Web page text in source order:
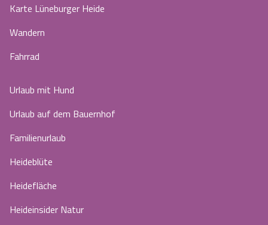
Karte Lüneburger Heide
Wandern
Fahrrad
Urlaub mit Hund
Urlaub auf dem Bauernhof
Familienurlaub
Heideblüte
Heidefläche
Heideinsider Natur